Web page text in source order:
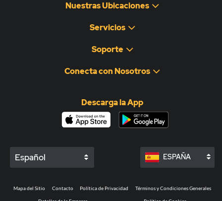
Nuestras Ubicaciones
Servicios
Soporte
Conecta con Nosotros
Descarga la App
Español ESPAÑA
Mapa del Sitio Contacto Política de Privacidad Términos y Condiciones Generales